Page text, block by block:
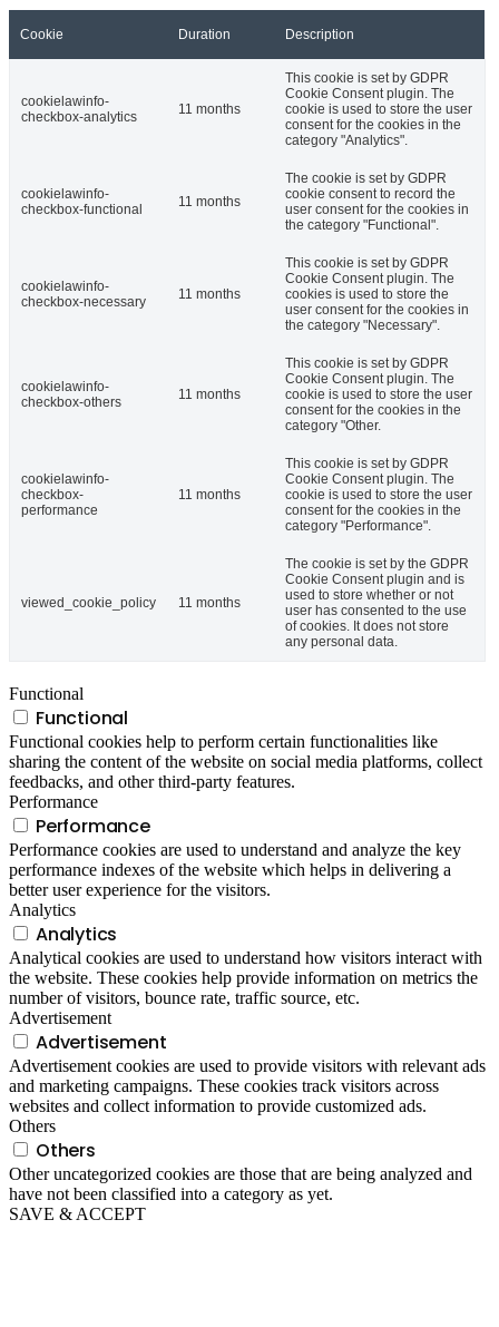
Cookie Duration Description
cookielawinfo-
checkbox-analytics
11 months
This cookie is set by GDPR
Cookie Consent plugin. The
cookie is used to store the user
consent for the cookies in the
category "Analytics".
cookielawinfo-
checkbox-functional
11 months
The cookie is set by GDPR
cookie consent to record the
user consent for the cookies in
the category "Functional".
cookielawinfo-
checkbox-necessary
11 months
This cookie is set by GDPR
Cookie Consent plugin. The
cookies is used to store the
user consent for the cookies in
the category "Necessary".
cookielawinfo-
checkbox-others
11 months
This cookie is set by GDPR
Cookie Consent plugin. The
cookie is used to store the user
consent for the cookies in the
category "Other.
cookielawinfo-
checkbox-
performance
11 months
This cookie is set by GDPR
Cookie Consent plugin. The
cookie is used to store the user
consent for the cookies in the
category "Performance".
viewed_cookie_policy 11 months
The cookie is set by the GDPR
Cookie Consent plugin and is
used to store whether or not
user has consented to the use
of cookies. It does not store
any personal data.
Functional
Functional
Functional cookies help to perform certain functionalities like
sharing the content of the website on social media platforms, collect
feedbacks, and other third-party features.
Performance
Performance
Performance cookies are used to understand and analyze the key
performance indexes of the website which helps in delivering a
better user experience for the visitors.
Analytics
Analytics
Analytical cookies are used to understand how visitors interact with
the website. These cookies help provide information on metrics the
number of visitors, bounce rate, traffic source, etc.
Advertisement
Advertisement
Advertisement cookies are used to provide visitors with relevant ads
and marketing campaigns. These cookies track visitors across
websites and collect information to provide customized ads.
Others
Others
Other uncategorized cookies are those that are being analyzed and
have not been classified into a category as yet.
SAVE & ACCEPT